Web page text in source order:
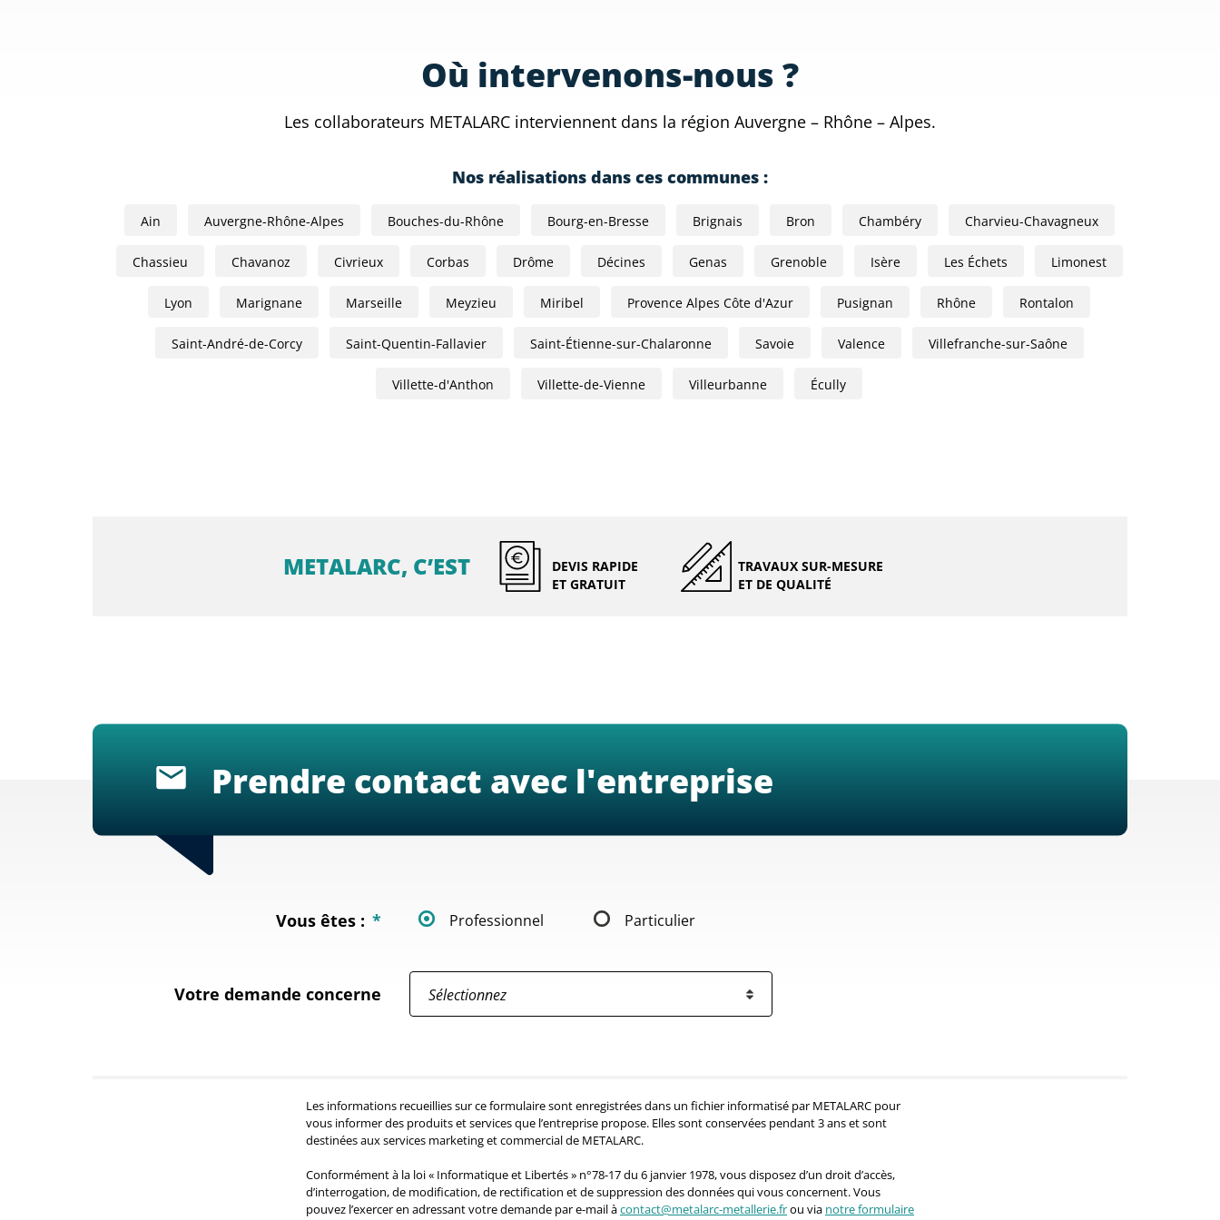
Où intervenons-nous ?
Les collaborateurs METALARC interviennent dans la région Auvergne – Rhône – Alpes.
Nos réalisations dans ces communes :
Ain Auvergne-Rhône-Alpes Bouches-du-Rhône Bourg-en-Bresse Brignais Bron Chambéry Charvieu-Chavagneux
Chassieu Chavanoz Civrieux Corbas Drôme Décines Genas Grenoble Isère Les Échets Limonest
Lyon Marignane Marseille Meyzieu Miribel Provence Alpes Côte d'Azur Pusignan Rhône Rontalon
Saint-André-de-Corcy Saint-Quentin-Fallavier Saint-Étienne-sur-Chalaronne Savoie Valence Villefranche-sur-Saône
Villette-d'Anthon Villette-de-Vienne Villeurbanne Écully
METALARC, C’EST
DEVIS RAPIDE
ET GRATUIT
TRAVAUX SUR-MESURE
ET DE QUALITÉ
Prendre contact avec l'entreprise
Vous êtes : * Professionnel Particulier
Votre demande concerne
Les informations recueillies sur ce formulaire sont enregistrées dans un fichier informatisé par METALARC pour
vous informer des produits et services que l’entreprise propose. Elles sont conservées pendant 3 ans et sont
destinées aux services marketing et commercial de METALARC.
Conformément à la loi « Informatique et Libertés » n°78-17 du 6 janvier 1978, vous disposez d’un droit d’accès,
d’interrogation, de modification, de rectification et de suppression des données qui vous concernent. Vous
pouvez l’exercer en adressant votre demande par e-mail àcontact@metalarc-metallerie.frou via notre formulaire